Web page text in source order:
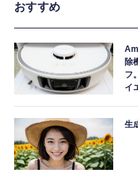
おすすめ
除
フ
イ
生